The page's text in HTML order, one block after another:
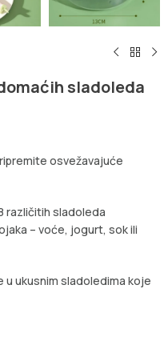
sladoleda
osvežavajuće
različitih sladoleda
– voće, jogurt, sok ili
u ukusnim sladoledima koje